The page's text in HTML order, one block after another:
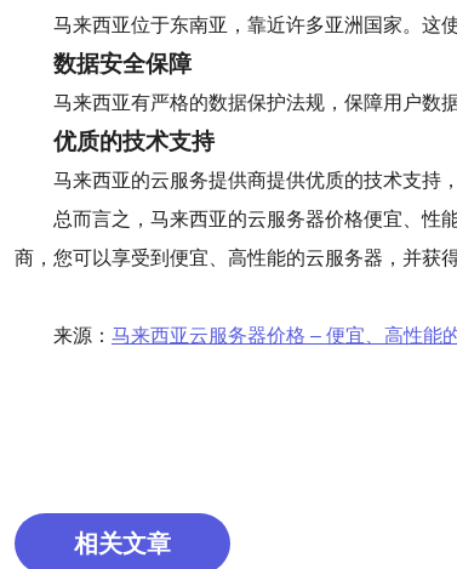
马来西亚位于东南亚，靠近许多亚洲国家。这
数据安全保障
马来西亚有严格的数据保护法规，保障用户数
优质的技术支持
马来西亚的云服务提供商提供优质的技术支持
总而言之，马来西亚的云服务器价格便宜、性
商，您可以享受到便宜、高性能的云服务器，并获
来源： 马来西亚云服务器价格 – 便宜、高性能
相关文章